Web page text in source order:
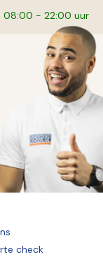
08:00 - 22:00 uur
check